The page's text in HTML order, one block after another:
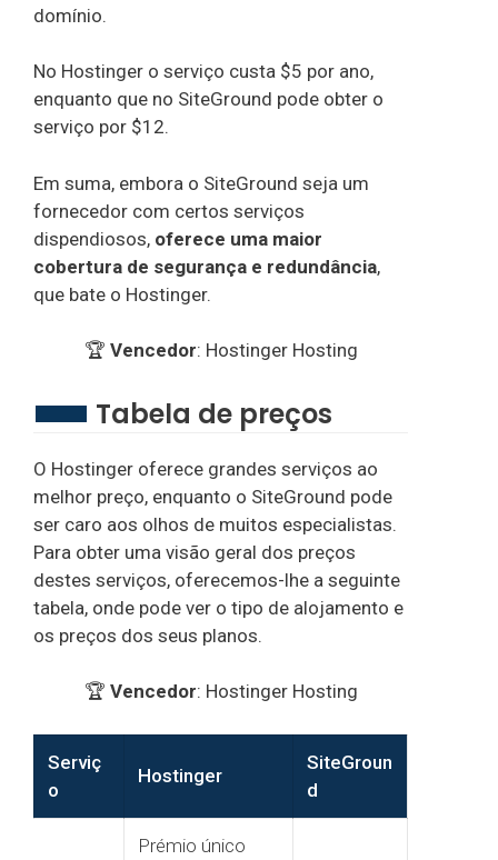
domínio.
No Hostinger o serviço custa $5 por ano,
enquanto que no SiteGround pode obter o
serviço por $12.
Em suma, embora o SiteGround seja um
fornecedor com certos serviços
dispendiosos, oferece uma maior
cobertura de segurança e redundância,
que bate o Hostinger.
🏆 Vencedor: Hostinger Hosting
Tabela de preços
O Hostinger oferece grandes serviços ao
melhor preço, enquanto o SiteGround pode
ser caro aos olhos de muitos especialistas.
Para obter uma visão geral dos preços
destes serviços, oferecemos-lhe a seguinte
tabela, onde pode ver o tipo de alojamento e
os preços dos seus planos.
🏆 Vencedor: Hostinger Hosting
Serviç
o
Hostinger
SiteGroun
d
Prémio único